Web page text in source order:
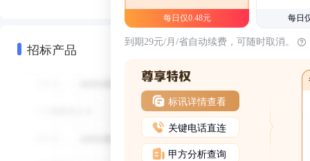
招标产品
每日仅0.48元 每日
到期29元/月/省自动续费，可随时取消。
标讯详情查看
关键电话直连
甲方分析查询